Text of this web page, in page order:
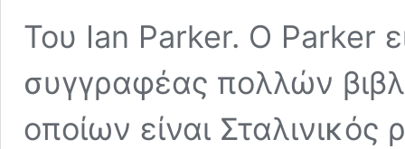
Του Ian Parker. O Parker
συγγραφέας πολλών
οποίων είναι Σταλινικός